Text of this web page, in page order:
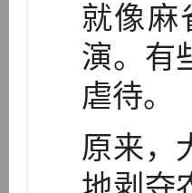
就像麻
演。有
虐待。
原来，